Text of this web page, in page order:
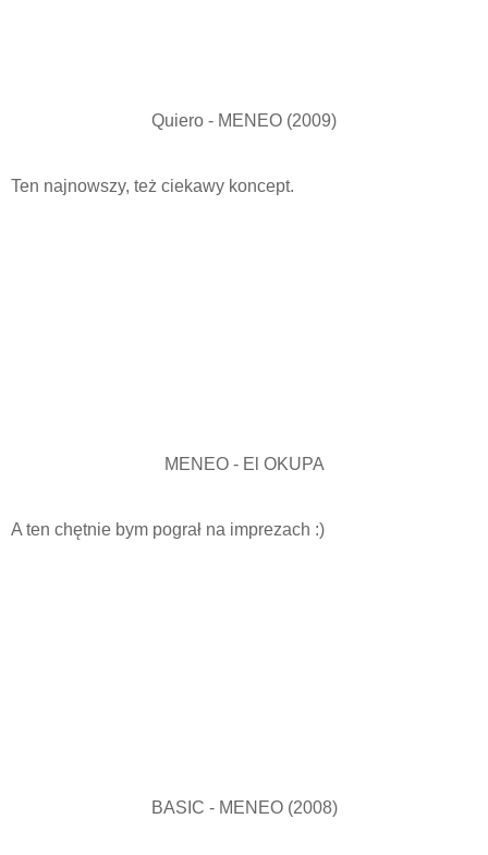
Quiero - MENEO (2009)
Ten najnowszy, też ciekawy koncept.
MENEO - El OKUPA
A ten chętnie bym pograł na imprezach :)
BASIC - MENEO (2008)